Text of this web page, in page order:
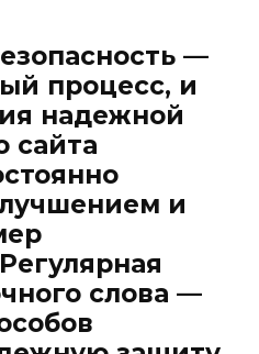
—
процесс, и
надежной
сайта
и
слова —